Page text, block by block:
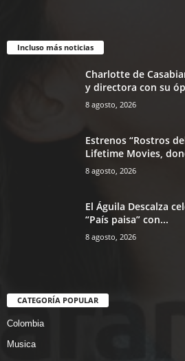
Incluso más noticias
Charlotte de
y directora con su
8 agosto, 2026
Estrenos “Rostros
Lifetime Movies,
8 agosto, 2026
El Águila Descalza
“País paisa” con...
8 agosto, 2026
CATEGORÍA POPULAR
Colombia
Musica